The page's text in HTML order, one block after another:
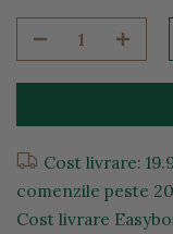
Cost livrare:
comenzile peste
Cost livrare